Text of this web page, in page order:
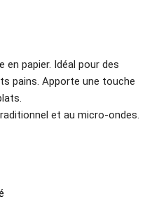
papier. Idéal pour des
pains. Apporte une touche
et au micro-ondes.